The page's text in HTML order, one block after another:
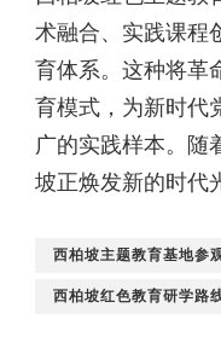
术融合、实践课程
育体系。这种将革
育模式，为新时代
广的实践样本。随
坡正焕发新的时代
西柏坡主题教育基地参
西柏坡红色教育研学路